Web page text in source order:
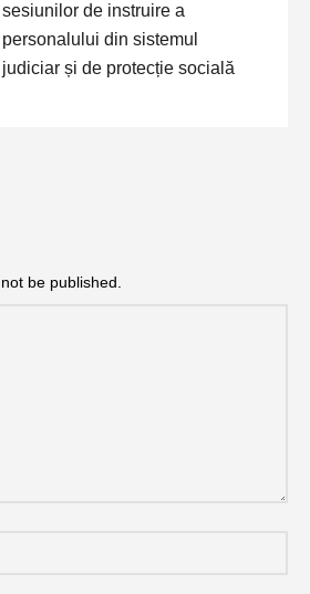
sesiunilor de instruire a
personalului din sistemul
judiciar și de protecție socială
be published.